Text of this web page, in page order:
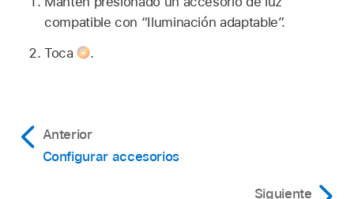
compatible con “Iluminación adaptable”.
Toca
.
Anterior
Configurar accesorios
Siguiente